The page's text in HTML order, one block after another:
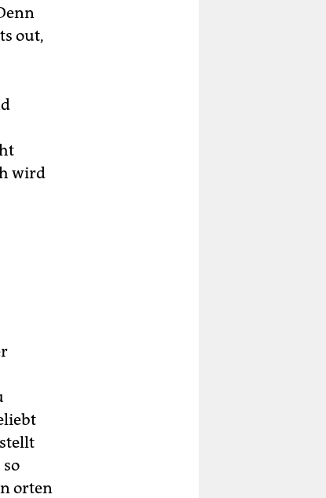
out,
wird
orten